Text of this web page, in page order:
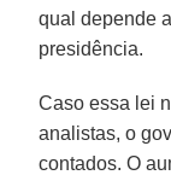
qual depende
presidência.
Caso essa lei
analistas, o
contados. O